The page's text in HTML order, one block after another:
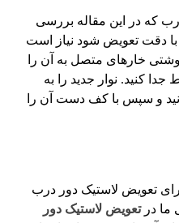
که در این مقاله بررسی
دقت تعویض شود نیاز است
خارهای متصل به آن را
جدا کنید. نوار جدید را به
و سپس با کف دست آن را
تعویض لاستیک دور درب
ما درتعویض لاستیک دور